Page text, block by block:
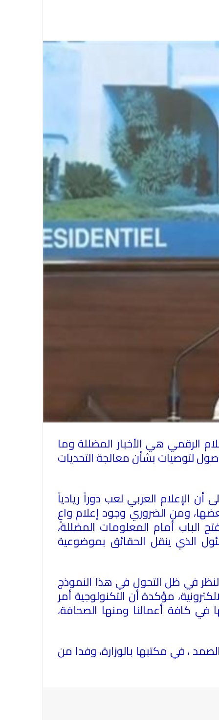
الرقمي هي الأخبار المضللة وما
لتوصيات بشأن معالجة التحديات
الإعلام العربي لعب دوراً ريادياً
ومن الضروري وجود إعلام واعٍ
أمام المعلومات المضللة،
الذي ينقل الحقائق بموضوعية
في ظل التحول في هذا النموذج
مؤكدة أن التكنولوجية أمر
في كافة أعمالنا ومنها الصحافة،
، في مكتبها بالوزارة، وفدا من
الاتحاد العام للصحفيين العرب يدين
بكل قوة جريمة إغتيال الاحتلال
الصهيوني للصحفيين الفسطينيين فى
غزة
بدعم حرية الصحافة فى الدول العربية
وذلك بمناسبة اليوم العالمي للصحافة
الثالث من مايو وعيد الصحافة العربية
السادس من مايو
الاتحاد العام للصحفيين العرب يدين
المصور فى الوكالة العربية السورية
للانباء سانا
اهتمام الأوضاع الحالية فى ســوريــا